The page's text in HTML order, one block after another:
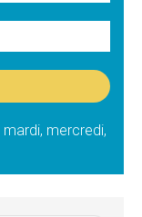
mercredi,